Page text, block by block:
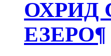
ОХРИД
ЕЗЕРО¶